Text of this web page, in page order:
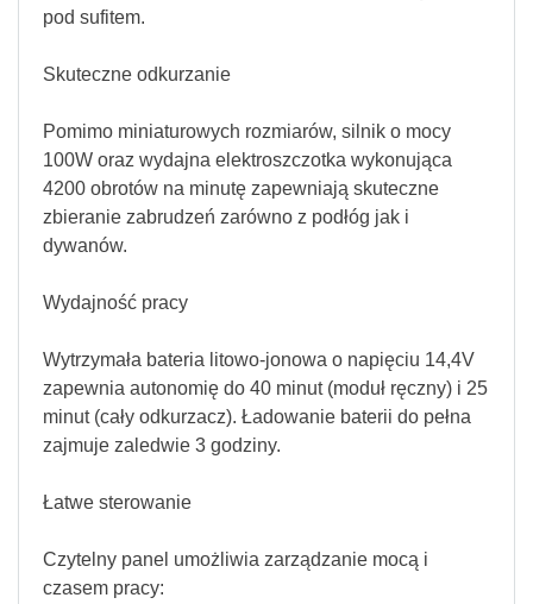
pod sufitem.
Skuteczne odkurzanie
Pomimo miniaturowych rozmiarów, silnik o mocy
100W oraz wydajna elektroszczotka wykonująca
4200 obrotów na minutę zapewniają skuteczne
zbieranie zabrudzeń zarówno z podłóg jak i
dywanów.
Wydajność pracy
Wytrzymała bateria litowo-jonowa o napięciu 14,4V
zapewnia autonomię do 40 minut (moduł ręczny) i 25
minut (cały odkurzacz). Ładowanie baterii do pełna
zajmuje zaledwie 3 godziny.
Łatwe sterowanie
Czytelny panel umożliwia zarządzanie mocą i
czasem pracy: